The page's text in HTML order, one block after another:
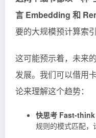
言 Embedding 和
要的大规模预计算索
这可能预示着，未来
发展。我们可以借用
论来理解这个趋势：
快思考 Fast-think
规则的模式匹配，